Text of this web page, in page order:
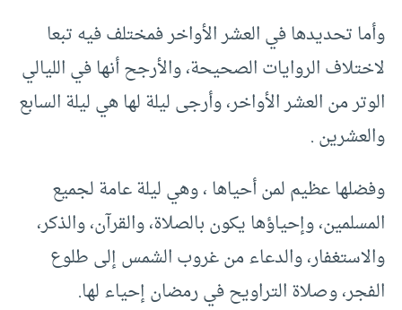
وأما تحديدها في العشر الأواخر فمختلف فيه تبعا
لاختلاف الروايات الصحيحة، والأرجح أنها في الليالي
الوتر من العشر الأواخر، وأرجى ليلة لها هي ليلة السابع
والعشرين .
وفضلها عظيم لمن أحياها ، وهي ليلة عامة لجميع
المسلمين، وإحياؤها يكون بالصلاة، والقرآن، والذكر،
والاستغفار، والدعاء من غروب الشمس إلى طلوع
الفجر، وصلاة التراويح في رمضان إحياء لها.